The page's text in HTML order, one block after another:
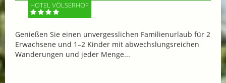
HOTEL VÖLSERHOF
Genießen Sie einen unvergesslichen Familienurlaub für 2
Erwachsene und 1–2 Kinder mit abwechslungsreichen
Wanderungen und jeder Menge...